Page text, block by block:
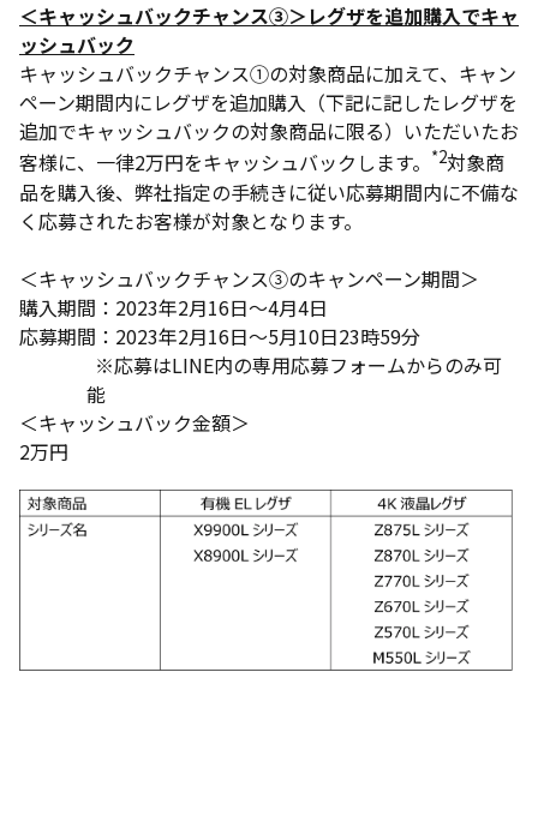
＜キャッシュバックチャンス③＞レグザを追加購入でキャ
ッシュバック
キャッシュバックチャンス①の対象商品に加えて、キャン
ペーン期間内にレグザを追加購入（下記に記したレグザを
追加でキャッシュバックの対象商品に限る）いただいたお
客様に、一律2万円をキャッシュバックします。 *2対象商
品を購入後、弊社指定の手続きに従い応募期間内に不備な
く応募されたお客様が対象となります。
＜キャッシュバックチャンス③のキャンペーン期間＞
購入期間：2023年2月16日～4月4日
応募期間：2023年2月16日～5月10日23時59分
※応募はLINE内の専用応募フォームからのみ可
能
＜キャッシュバック金額＞
2万円